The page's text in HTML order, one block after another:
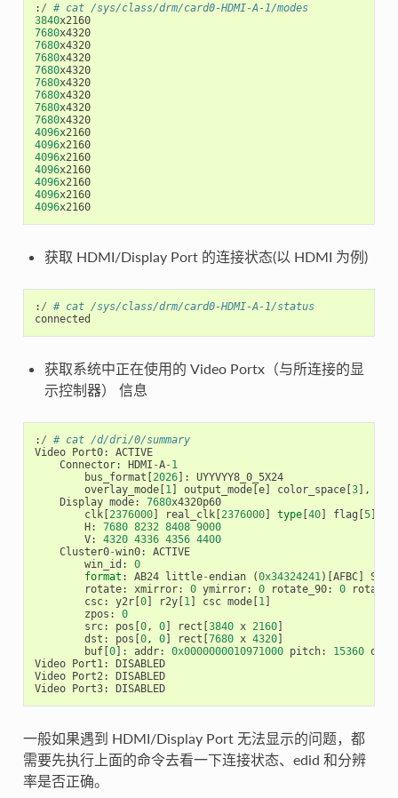
: / # cat /sys/class/drm/card0-HDMI-A-1/modes
3840x2160
7680x4320
7680x4320
7680x4320
7680x4320
7680x4320
7680x4320
7680x4320
7680x4320
4096x2160
4096x2160
4096x2160
4096x2160
4096x2160
4096x2160
4096x2160
获取 HDMI/Display Port 的连接状态(以 HDMI 为例)
: / # cat /sys/class/drm/card0-HDMI-A-1/status
connected
获取系统中正在使用的 Video Portx（与所连接的显
示控制器） 信息
: / # cat /d/dri/0/summary
Video Port0:
ACTIVE
Connector: HDMI -A- 1
bus_format [2026]:
UYYVYY8_0_5X24
overlay_mode[1] output_mode[e] color_space[3],
Display mode: 7680x4320p60
clk[2376000] real_clk[2376000] type[40] flag [5]
H: 7680 8232 8408 9000
V: 4320 4336 4356 4400
Cluster0-win0:
ACTIVE
win_id :
0
format : AB24 little-endian (0x34324241)[AFBC] SDR
rotate: xmirror: 0 ymirror: 0 rotate_90: 0
csc: y2r[0] r2y[1] csc mode[1]
zpos :
0
src: pos [0, 0] rect [3840 x 2160]
dst : pos [0, 0] rect [7680 x 4320]
buf[0]: addr: 0x0000000010971000 pitch: 15360
Video Port1:
DISABLED
Video Port2:
DISABLED
Video Port3: DISABLED
一般如果遇到 HDMI/Display Port 无法显示的问题，都
需要先执行上面的命令去看一下连接状态、edid 和分辨
率是否正确。